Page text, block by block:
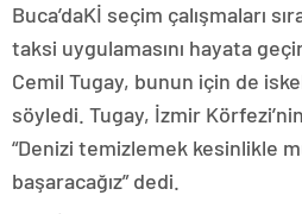
Buca’daKİ seçim çalışmaları
taksi uygulamasını hayata
Cemil Tugay, bunun için de
söyledi. Tugay, İzmir
“Denizi temizlemek kesinlikle
başaracağız” dedi.